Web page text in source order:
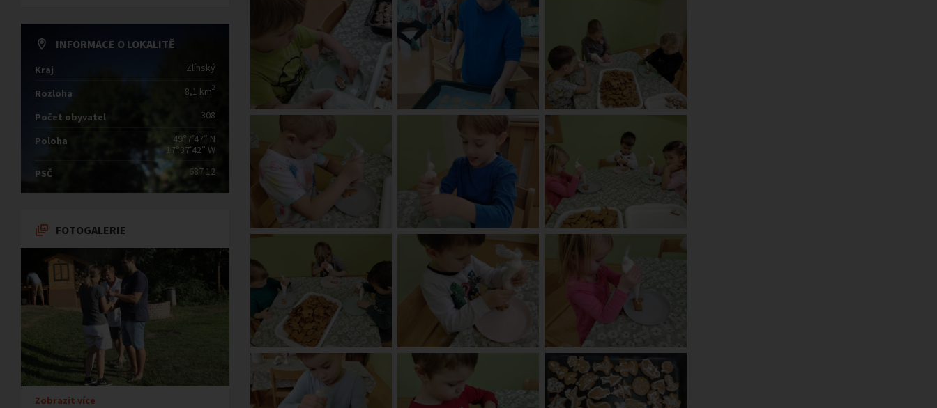
INFORMACE O LOKALITĚ
Kraj Zlínský
Rozloha 8,1 km2
Počet obyvatel 308
Poloha
49°7′47″ N
17°37′42″ W
PSČ
687 12
FOTOGALERIE
Zobrazit více